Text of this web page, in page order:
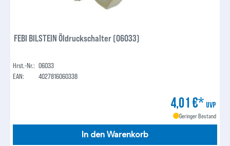
FEBI BILSTEIN Öldruckschalter (06033)
Hrst.-Nr.: 06033
EAN:
4027816060338
4,01 €* UVP
Geringer Bestand
In den Warenkorb